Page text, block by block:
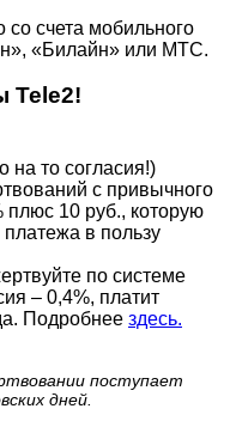
счета мобильного
«Билайн» или МТС.
Tele2!
то согласия!)
с привычного
плюс 10 руб., которую
в пользу
по cистеме
– 0,4%, платит
Подробнее здесь.
поступает
дней.